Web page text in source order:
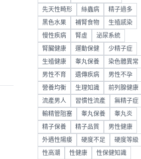
先天性畸形 絲蟲病 精子過多
黑色水果 補腎食物 生殖感染
慢性疾病 腎虛 泌尿系統
腎臟健康 運動保健 少精子症
生殖健康 睾丸保養 染色體異常
男性不育 遺傳疾病 男性不孕
營養均衡 生理知識 前列腺健康
流產男人 習慣性流產 無精子症
輸精管阻塞 睾丸保養 睾丸炎
精子保養 精子品質 男性健康
外遇性陽痿 硬度不足 硬度等級
性高潮 性健康 性保健知識